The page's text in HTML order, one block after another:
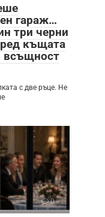
гараж…
три черни
къщата
всъщност
с две ръце. Не
0